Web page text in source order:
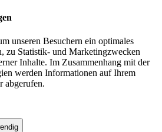
unseren Besuchern ein optimales
zu Statistik- und Marketingzwecken
Inhalte. Im Zusammenhang mit der
werden Informationen auf Ihrem
abgerufen.